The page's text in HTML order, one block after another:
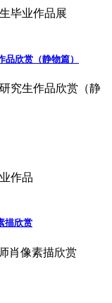
毕业作品展
欣赏（静物篇）
究生作品欣赏（静
作品
描欣赏
肖像素描欣赏